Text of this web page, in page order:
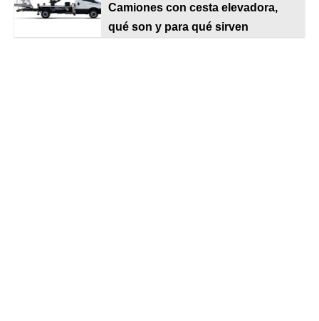
Camiones con cesta elevadora,
qué son y para qué sirven